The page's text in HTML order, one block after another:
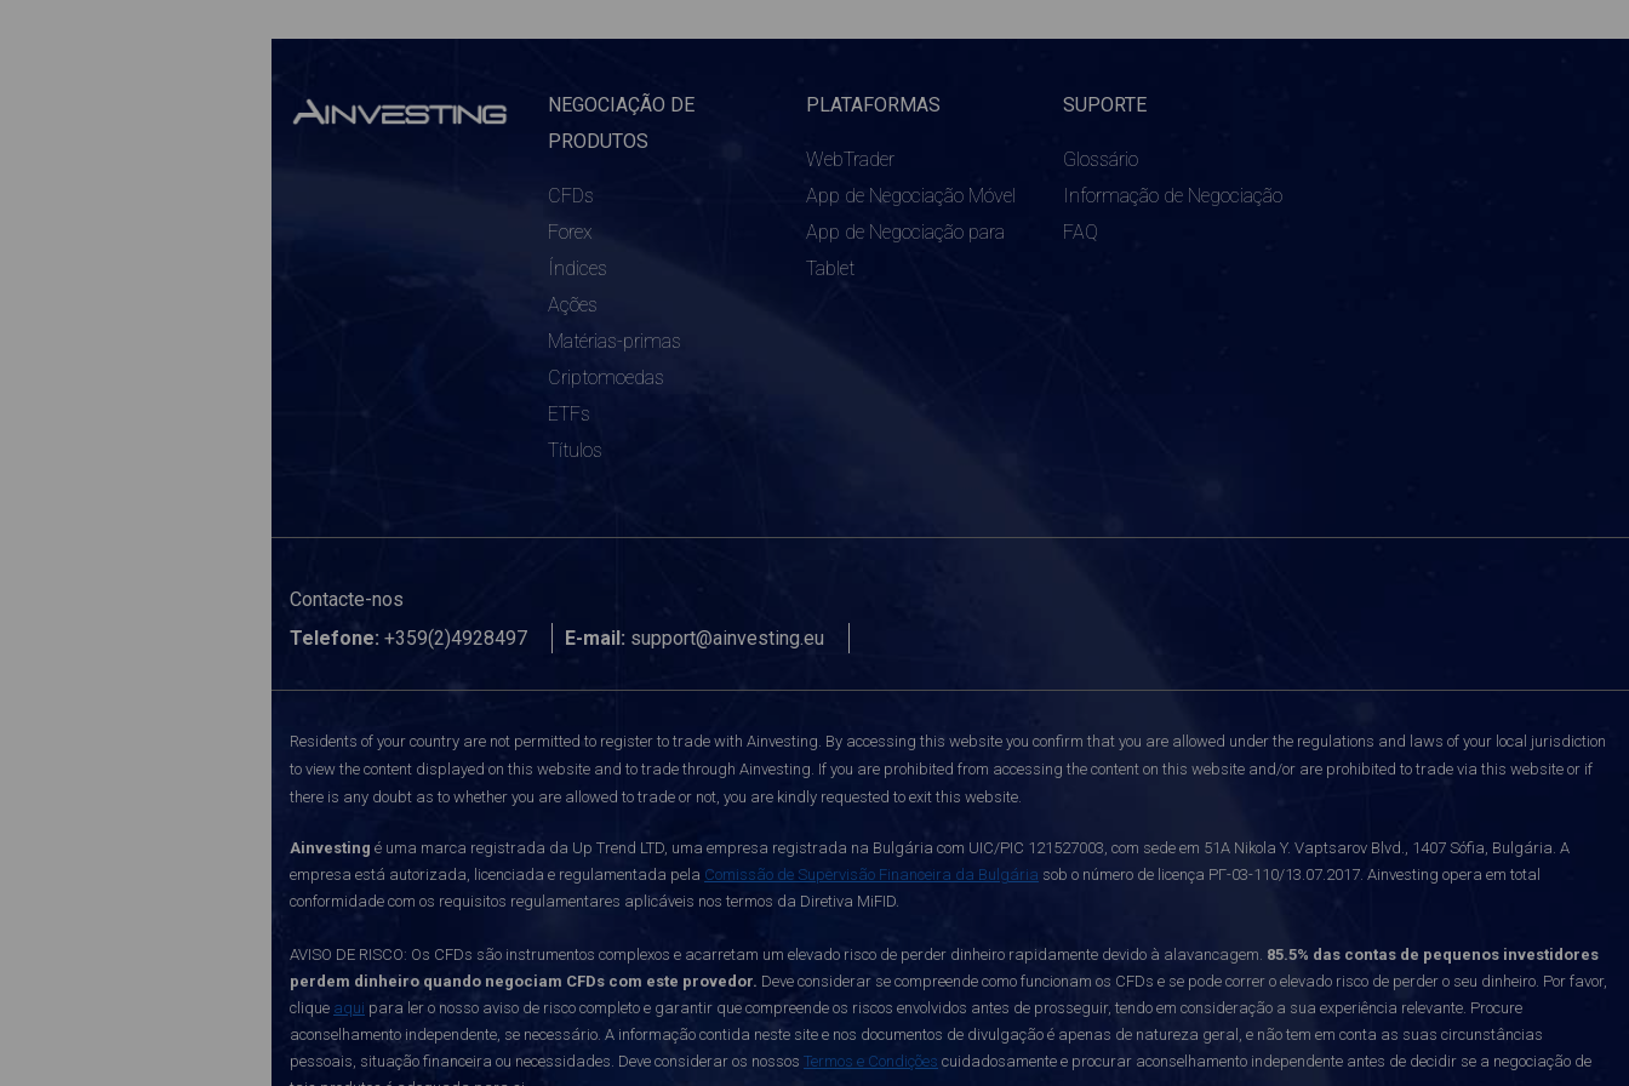
NEGOCIAÇÃO DE
PRODUTOS
CFDs
Forex
Índices
Ações
Matérias-primas
Criptomoedas
ETFs
Títulos
PLATAFORMAS
WebTrader
App de Negociação Móvel
App de Negociação para
Tablet
SUPORTE
Glossário
Informação de Negociação
FAQ
Contacte-nos
Telefone: +359(2)4928497 E-mail: support@ainvesting.eu
Residents of your country are not permitted to register to trade with Ainvesting. By accessing this website you confirm that you are allowed under the regulations and laws of your local jurisdiction
to view the content displayed on this website and to trade through Ainvesting. If you are prohibited from accessing the content on this website and/or are prohibited to trade via this website or if
there is any doubt as to whether you are allowed to trade or not, you are kindly requested to exit this website.
Ainvesting é uma marca registrada da Up Trend LTD, uma empresa registrada na Bulgária com UIC/PIC 121527003, com sede em 51A Nikola Y. Vaptsarov Blvd., 1407 Sófia, Bulgária. A
empresa está autorizada, licenciada e regulamentada pela Comissão de Supervisão Financeira da Bulgária sob o número de licença РГ-03-110/13.07.2017. Ainvesting opera em total
conformidade com os requisitos regulamentares aplicáveis nos termos da Diretiva MiFID.
AVISO DE RISCO: Os CFDs são instrumentos complexos e acarretam um elevado risco de perder dinheiro rapidamente devido à alavancagem. 85.5% das contas de pequenos investidores
perdem dinheiro quando negociam CFDs com este provedor. Deve considerar se compreende como funcionam os CFDs e se pode correr o elevado risco de perder o seu dinheiro. Por favor,
clique aqui para ler o nosso aviso de risco completo e garantir que compreende os riscos envolvidos antes de prosseguir, tendo em consideração a sua experiência relevante. Procure
aconselhamento independente, se necessário. A informação contida neste site e nos documentos de divulgação é apenas de natureza geral, e não tem em conta as suas circunstâncias
pessoais, situação financeira ou necessidades. Deve considerar os nossos Termos e Condições cuidadosamente e procurar aconselhamento independente antes de decidir se a negociação de